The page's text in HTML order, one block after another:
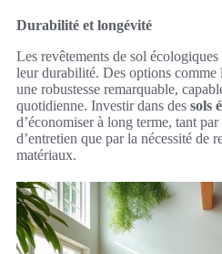
Durabilité et longévité
Les revêtements de sol
leur durabilité. Des options
une robustesse remarquable,
quotidienne. Investir dans des sols
d’économiser à long terme, tant
d’entretien que par la nécessité de
matériaux.